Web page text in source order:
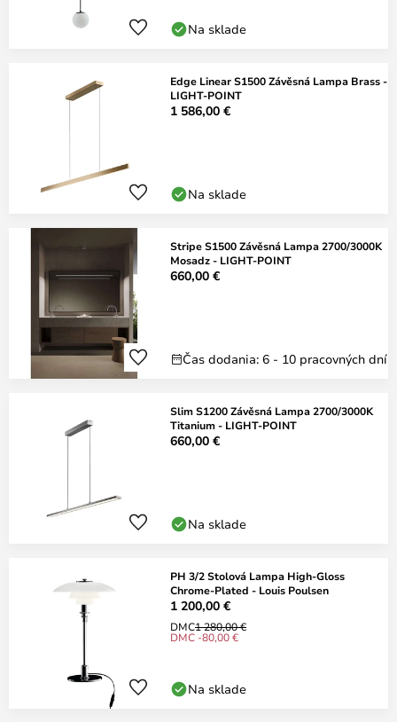
Na sklade
Edge Linear S1500 Závěsná Lampa Brass -
LIGHT-POINT
1 586,00 €
Na sklade
Stripe S1500 Závěsná Lampa 2700/3000K
Mosadz - LIGHT-POINT
660,00 €
Čas dodania: 6 - 10 pracovných dní
Slim S1200 Závěsná Lampa 2700/3000K
Titanium - LIGHT-POINT
660,00 €
Na sklade
PH 3/2 Stolová Lampa High-Gloss
Chrome-Plated - Louis Poulsen
1 200,00 €
DMC1 280,00 €
DMC -80,00 €
Na sklade